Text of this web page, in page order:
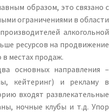
образом, это связано с
ограничениями в области
алкогольной
ресурсов на продвижение
в местах продаж.
основных направления –
кейтеринг) и рекламу в
входят развлекательные
ночные клубы и т.д. Упор